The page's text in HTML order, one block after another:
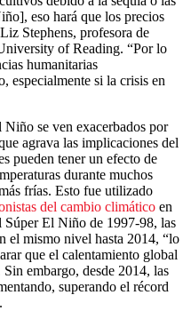
eso hará que los precios
Liz Stephens, profesora de
of Reading. “Por lo
humanitarias
especialmente si la crisis en
se ven exacerbados por
agrava las implicaciones del
pueden tener un efecto de
durante muchos
frías. Esto fue utilizado
del cambio climático en
Súper El Niño de 1997-98, las
el mismo nivel hasta 2014, “lo
que el calentamiento global
embargo, desde 2014, las
superando el récord